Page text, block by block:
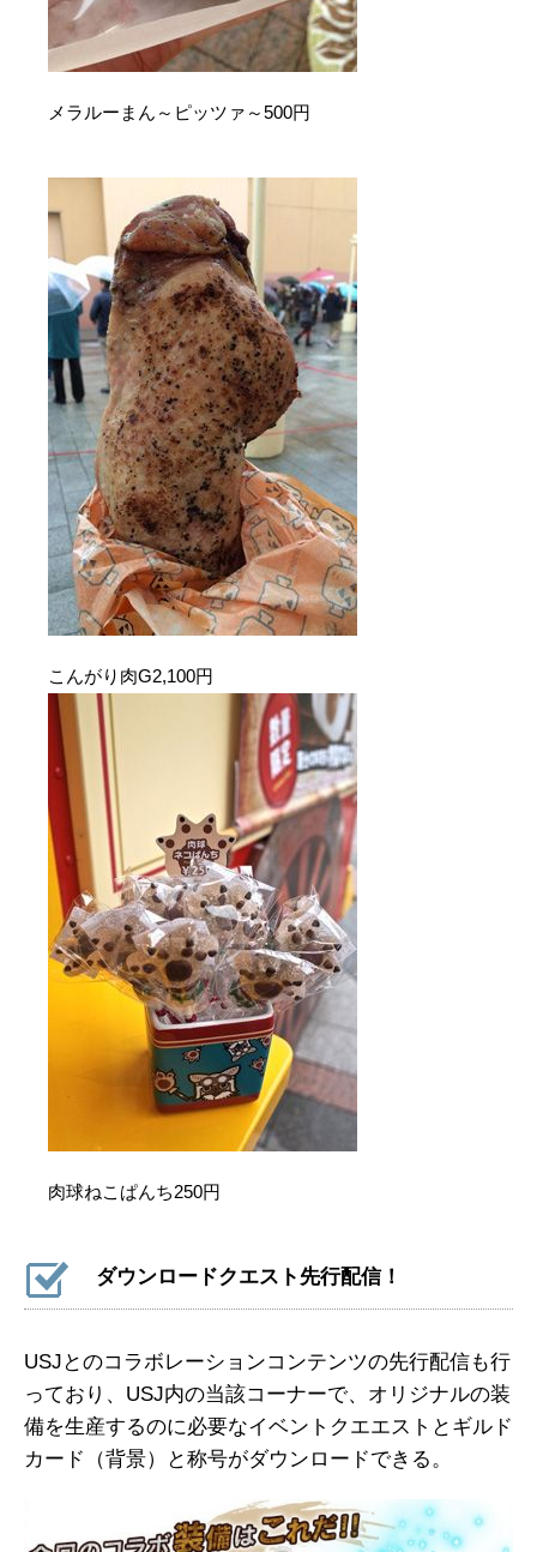
メラルーまん～ピッツァ～500円
こんがり肉G2,100円
肉球ねこぱんち250円
ダウンロードクエスト先行配信！
USJとのコラボレーションコンテンツの先行配信も行
っており、USJ内の当該コーナーで、オリジナルの装
備を生産するのに必要なイベントクエエストとギルド
カード（背景）と称号がダウンロードできる。